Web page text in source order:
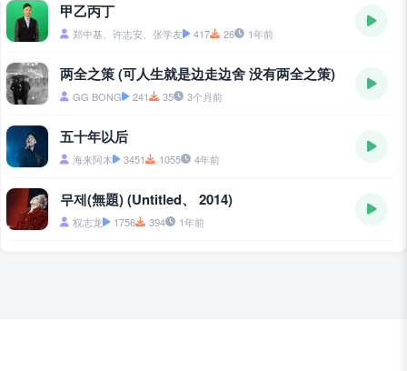
甲乙丙丁
郑中基、许志安、张学友 417 26 1年前
两全之策 (可人生就是边走边舍 没有两全之策)
GG BONG 241 35 3个月前
五十年以后
海来阿木 3451 1055 4年前
무제(無題) (Untitled、 2014)
权志龙 1756 394 1年前